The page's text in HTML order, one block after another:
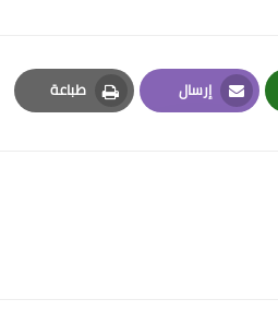
إرسال
Email
طباعة
Print